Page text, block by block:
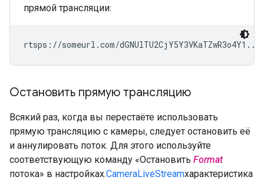
прямой трансляции:
rtsps://someurl.com/
Остановить прямую трансляцию
Всякий раз, когда вы перестаёте использовать
прямую трансляцию с камеры, следует остановить её
и аннулировать поток. Для этого используйте
соответствующую команду «Остановить Format
потока» в настройках.CameraLiveStreamхарактеристика